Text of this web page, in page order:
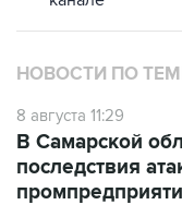
НОВОСТИ ПО
8 августа 11:29
В Самарской
последствия